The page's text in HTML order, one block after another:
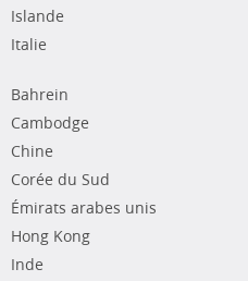
Islande
Italie
Bahrein
Cambodge
Chine
Corée du Sud
Émirats arabes unis
Hong Kong
Inde